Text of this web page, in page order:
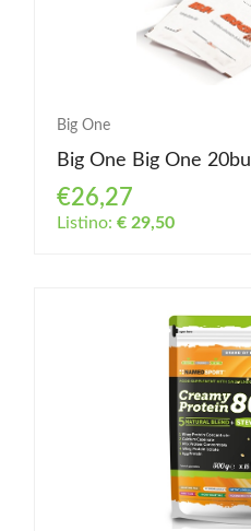
Big One
Big One Big One
€26,27
Listino: € 29,50